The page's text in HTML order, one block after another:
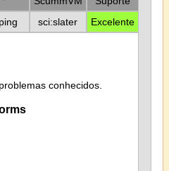
sci:slater Excelente
conhecidos.